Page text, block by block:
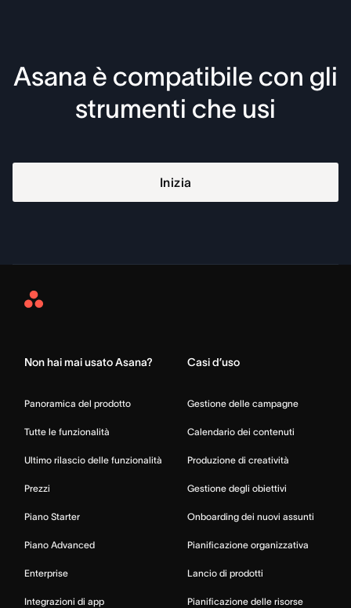
Asana è compatibile con gli
strumenti che usi
Inizia
Asana
Non hai mai usato Asana?
Panoramica del prodotto
Tutte le funzionalità
Ultimo rilascio delle funzionalità
Prezzi
Piano Starter
Piano Advanced
Enterprise
Integrazioni di app
Casi d’uso
Gestione delle campagne
Calendario dei contenuti
Produzione di creatività
Gestione degli obiettivi
Onboarding dei nuovi assunti
Pianificazione organizzativa
Lancio di prodotti
Pianificazione delle risorse